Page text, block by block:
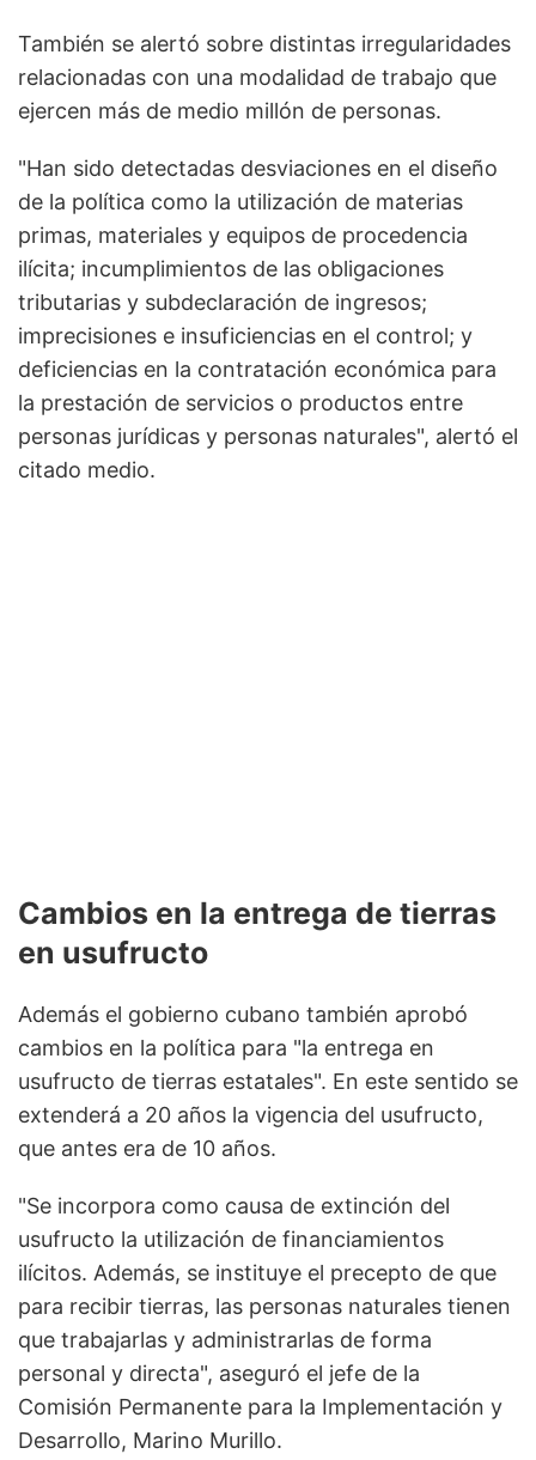
También se alertó sobre distintas irregularidades
relacionadas con una modalidad de trabajo que
ejercen más de medio millón de personas.
"Han sido detectadas desviaciones en el diseño
de la política como la utilización de materias
primas, materiales y equipos de procedencia
ilícita; incumplimientos de las obligaciones
tributarias y subdeclaración de ingresos;
imprecisiones e insuficiencias en el control; y
deficiencias en la contratación económica para
la prestación de servicios o productos entre
personas jurídicas y personas naturales", alertó el
citado medio.
Cambios en la entrega de tierras
en usufructo
Además el gobierno cubano también aprobó
cambios en la política para "la entrega en
usufructo de tierras estatales". En este sentido se
extenderá a 20 años la vigencia del usufructo,
que antes era de 10 años.
"Se incorpora como causa de extinción del
usufructo la utilización de financiamientos
ilícitos. Además, se instituye el precepto de que
para recibir tierras, las personas naturales tienen
que trabajarlas y administrarlas de forma
personal y directa", aseguró el jefe de la
Comisión Permanente para la Implementación y
Desarrollo, Marino Murillo.